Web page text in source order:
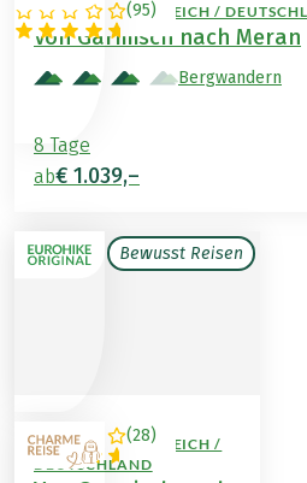
(95)
ITALIEN / ÖSTERREICH /
Von Garmisch nach Meran
Bergwandern
8 Tage
ab€ 1.039,–
Bewusst Reisen
(28)
ITALIEN / ÖSTERREICH /
DEUTSCHLAND